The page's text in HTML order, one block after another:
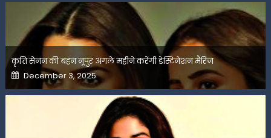
कृति सेनन की बहन नूपुर अगले महीने करेंगी डेस्टिनेशन मैरिज
Posted
on
December 3, 2025